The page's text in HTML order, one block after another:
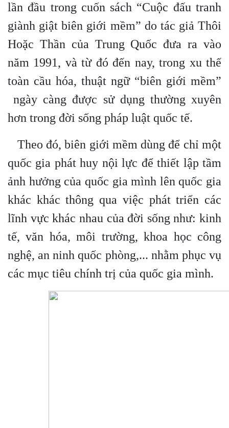
lần đầu trong cuốn sách “Cuộc đấu tranh
giành giật biên giới mềm” do tác giả Thôi
Hoặc Thần của Trung Quốc đưa ra vào
năm 1991, và từ đó đến nay, trong xu thế
toàn cầu hóa, thuật ngữ “biên giới mềm”
ngày càng được sử dụng thường xuyên
hơn trong đời sống pháp luật quốc tế.
Theo đó, biên giới mềm dùng để chỉ một
quốc gia phát huy nội lực để thiết lập tầm
ảnh hưởng của quốc gia mình lên quốc gia
khác khác thông qua việc phát triển các
lĩnh vực khác nhau của đời sốngnhư: kinh
tế, văn hóa, môi trường, khoa học công
nghệ, an ninh quốc phòng,... nhằm phục vụ
các mục tiêu chính trị của quốc gia mình.